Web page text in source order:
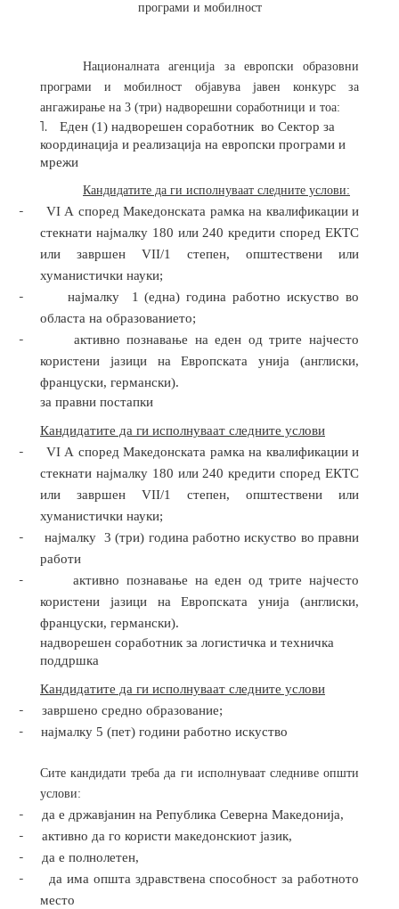
програми и мобилност
Националната агенција за европски образовни
програми и мобилност објавува јавен конкурс за
ангажирање на 3 (три) надворешни соработници и тоа:
1. Еден (1) надворешен соработник во Сектор за
координација и реализација на европски програми и
мрежи
Кандидатите да ги исполнуваат следните услови:
-
VI А според Македонската рамка на квалификации и
стекнати најмалку 180 или 240 кредити според ЕКТС
или завршен VII/1 степен, општествени или
хуманистички науки;
- најмалку
1 (една) година работно искуство во
областа на образованието;
-
активно познавање на еден од трите најчесто
користени јазици на Европската унија (англиски,
француски, германски).
за правни постапки
Кандидатите да ги исполнуваат следните услови
-
VI А според Македонската рамка на квалификации и
стекнати најмалку 180 или 240 кредити според ЕКТС
или завршен VII/1 степен, општествени или
хуманистички науки;
- најмалку 3 (три) година работно искуство во правни
работи
-
активно познавање на еден од трите најчесто
користени јазици на Европската унија (англиски,
француски, германски).
надворешен соработник за логистичка и техничка
поддршка
Кандидатите да ги исполнуваат следните услови
- завршено средно образование;
- најмалку 5 (пет) години работно искуство
Сите кандидати треба да ги исполнуваат следниве општи
услови:
- да е државјанин на Република Северна Македонија,
- активно да го користи македонскиот јазик,
- да е полнолетен,
-
да има општа здравствена способност за работното
место